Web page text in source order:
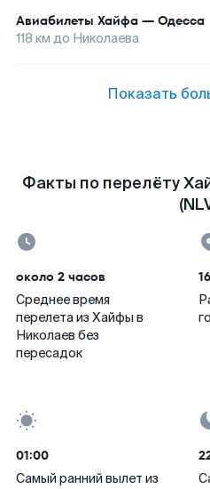
Авиабилеты Хайфа — Одесса
118 км до Николаева
Показать
Факты по перелёту
около 2 часов
Среднее время
перелета из Хайфы в
Николаев без
пересадок
01:00
Самый ранний вылет из